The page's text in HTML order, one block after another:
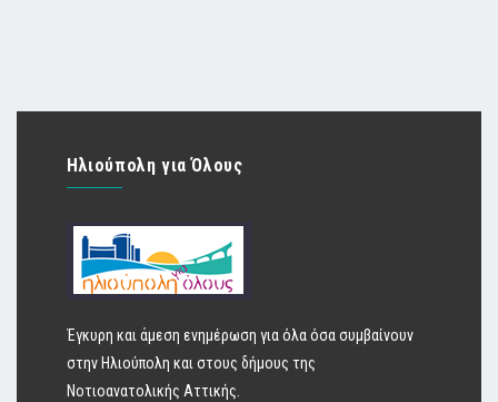
Ηλιούπολη για Όλους
Έγκυρη και άμεση ενημέρωση για όλα όσα συμβαίνουν
στην Ηλιούπολη και στους δήμους της
Νοτιοανατολικής Αττικής.